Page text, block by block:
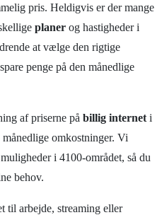
pris. Heldigvis er der mange
planer og hastigheder i
at vælge den rigtige
penge på den månedlige
af priserne på billig internet i
omkostninger. Vi
i 4100-området, så du
behov.
til arbejde, streaming eller